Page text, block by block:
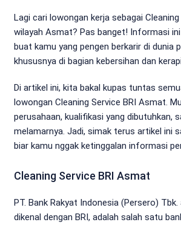
Lagi cari lowongan kerja sebagai Cleaning
wilayah Asmat? Pas banget! Informasi
buat kamu yang pengen berkarir di dunia
khususnya di bagian kebersihan dan
Di artikel ini, kita bakal kupas tuntas
lowongan Cleaning Service BRI Asmat.
perusahaan, kualifikasi yang dibutuhkan,
melamarnya. Jadi, simak terus artikel ini
biar kamu nggak ketinggalan informasi
Cleaning Service BRI Asmat
PT. Bank Rakyat Indonesia (Persero)
dikenal dengan BRI, adalah salah satu